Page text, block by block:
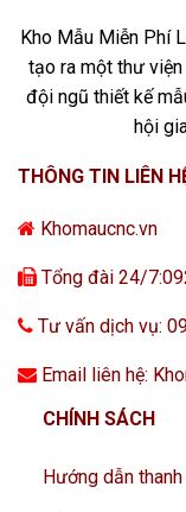
Kho Mẫu Miễn Phí
tạo ra một thư
đội ngũ thiết kế
hội
THÔNG TIN LIÊN
Khomaucnc.vn
Tổng đài 24/
Tư vấn dịch vụ:
Email liên hệ:
CHÍNH SÁCH
Hướng dẫn